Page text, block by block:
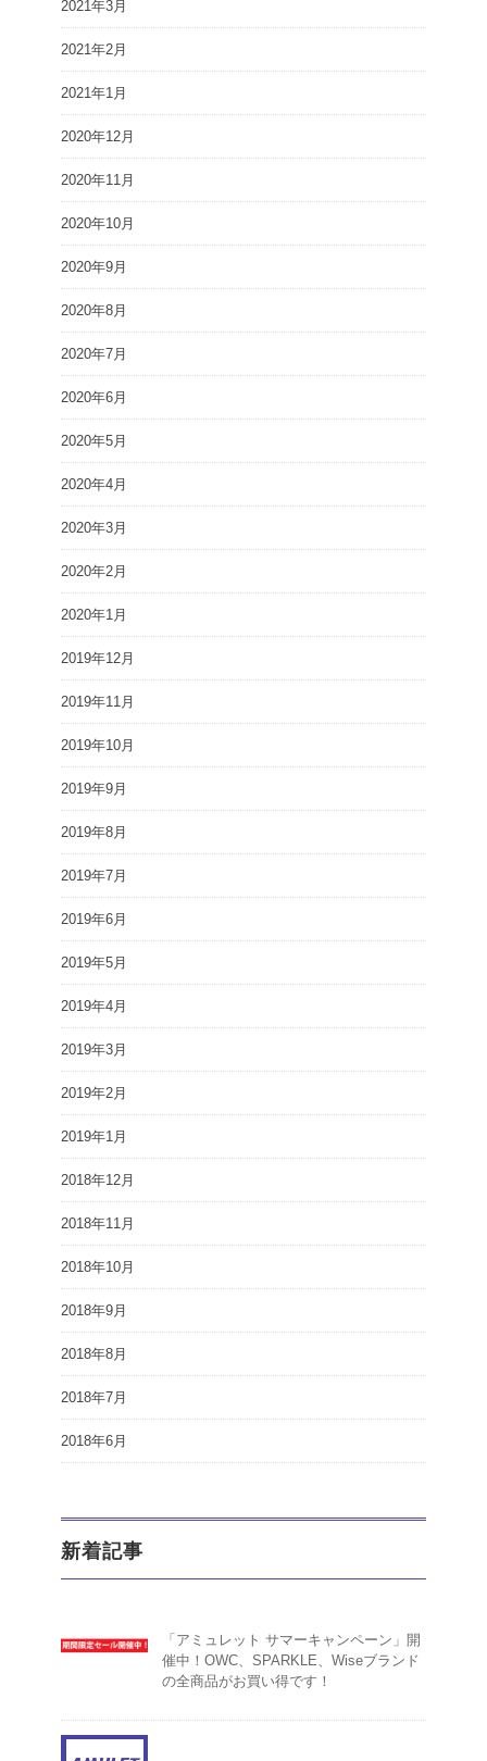
2021年3月
2021年2月
2021年1月
2020年12月
2020年11月
2020年10月
2020年9月
2020年8月
2020年7月
2020年6月
2020年5月
2020年4月
2020年3月
2020年2月
2020年1月
2019年12月
2019年11月
2019年10月
2019年9月
2019年8月
2019年7月
2019年6月
2019年5月
2019年4月
2019年3月
2019年2月
2019年1月
2018年12月
2018年11月
2018年10月
2018年9月
2018年8月
2018年7月
2018年6月
新着記事
「アミュレット サマーキャンペーン」開
催中！OWC、SPARKLE、Wiseブランド
の全商品がお買い得です！